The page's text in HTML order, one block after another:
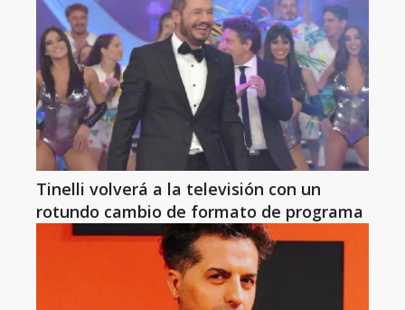
Tinelli volverá a la televisión con un
rotundo cambio de formato de programa